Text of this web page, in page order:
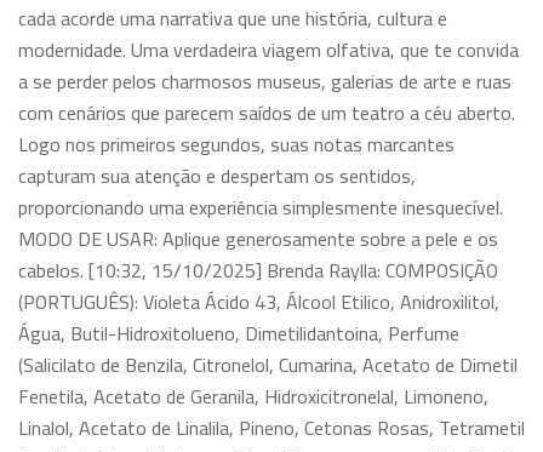
cada acorde uma narrativa que une história, cultura e
modernidade. Uma verdadeira viagem olfativa, que te convida
a se perder pelos charmosos museus, galerias de arte e ruas
com cenários que parecem saídos de um teatro a céu aberto.
Logo nos primeiros segundos, suas notas marcantes
capturam sua atenção e despertam os sentidos,
proporcionando uma experiência simplesmente inesquecível.
MODO DE USAR: Aplique generosamente sobre a pele e os
cabelos. [10:32, 15/10/2025] Brenda Raylla: COMPOSIÇÃO
(PORTUGUÊS): Violeta Ácido 43, Álcool Etilico, Anidroxilitol,
Água, Butil-Hidroxitolueno, Dimetilidantoina, Perfume
(Salicilato de Benzila, Citronelol, Cumarina, Acetato de Dimetil
Fenetila, Acetato de Geranila, Hidroxicitronelal, Limoneno,
Linalol, Acetato de Linalila, Pineno, Cetonas Rosas, Tetrametil